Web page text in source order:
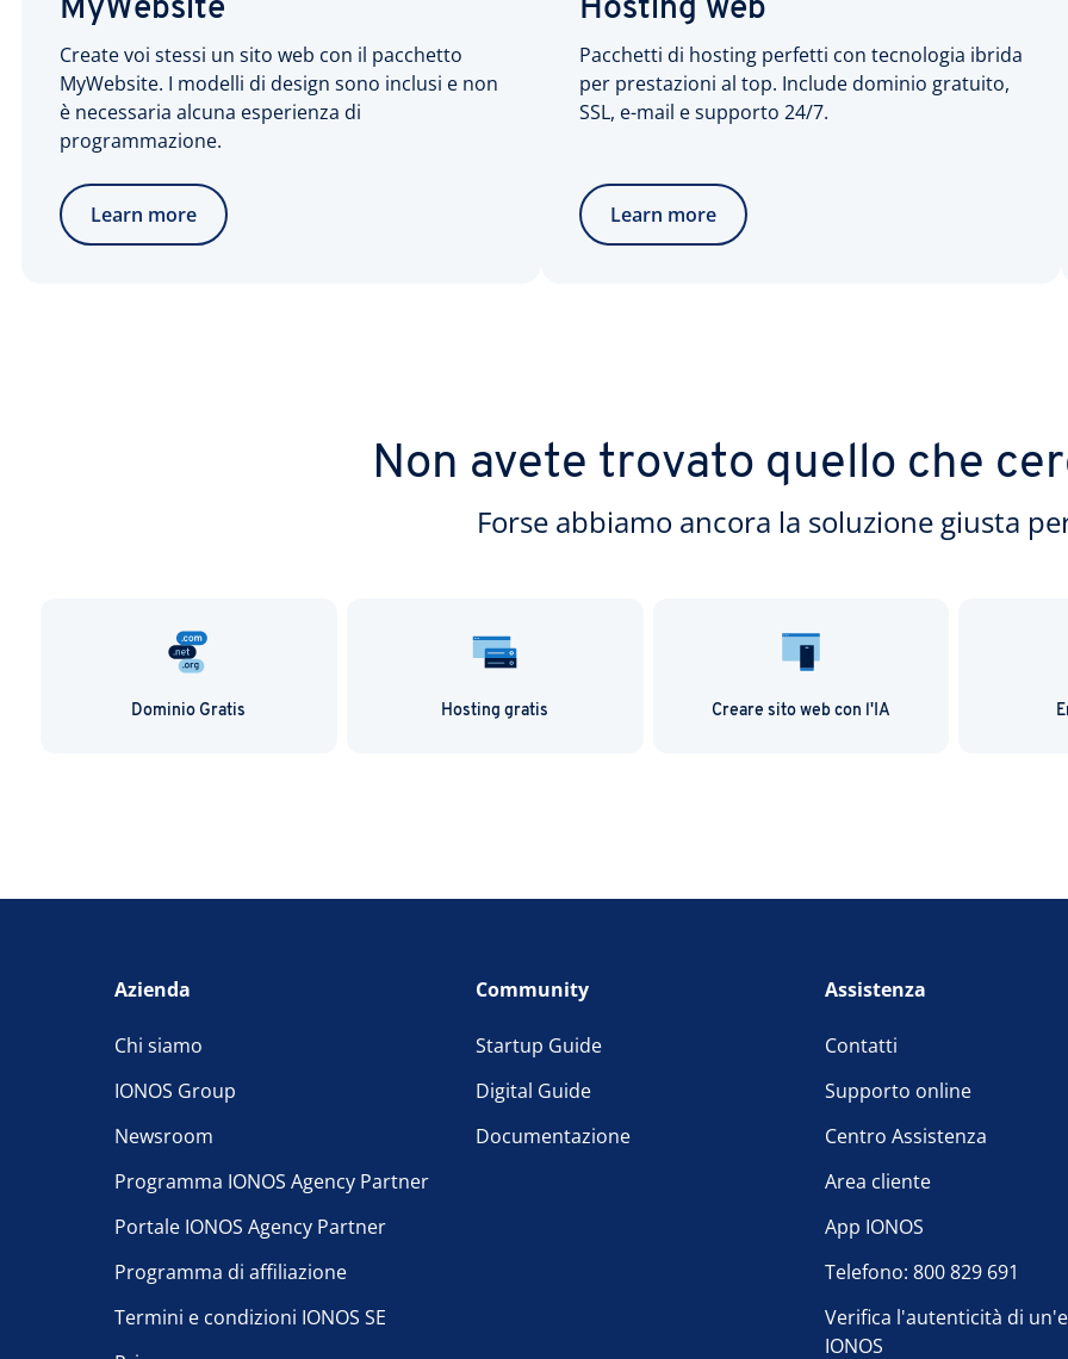
MyWebsite
Create voi stessi un sito web con il pacchetto
MyWebsite. I modelli di design sono inclusi e non
è necessaria alcuna esperienza di
programmazione.
Learn more
Hosting web
Pacchetti di hosting perfetti con tecnologia ibrida
per prestazioni al top. Include dominio gratuito,
SSL, e-mail e supporto 24/7.
Learn more
Non avete trovato quello che
Forse abbiamo ancora la soluzione giusta
Dominio Gratis Hosting gratis Creare sito web con l'IA
Azienda
Chi siamo
IONOS Group
Newsroom
Programma IONOS Agency Partner
Portale IONOS Agency Partner
Programma di affiliazione
Termini e condizioni IONOS SE
Community
Startup Guide
Digital Guide
Documentazione
Assistenza
Contatti
Supporto online
Centro Assistenza
Area cliente
App IONOS
Telefono: 800 829 691
Verifica l'autenticità di
IONOS